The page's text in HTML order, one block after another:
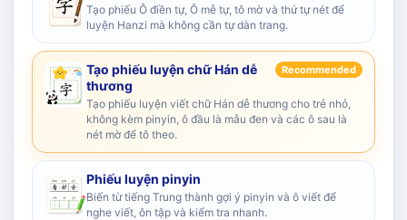
Tạo phiếu Ô điền tự, Ô mễ tự, tô mờ và thứ tự nét để
luyện Hanzi mà không cần tự dàn trang.
Tạo phiếu luyện chữ Hán dễ
thương
Recommended
Tạo phiếu luyện viết chữ Hán dễ thương cho trẻ nhỏ,
không kèm pinyin, ô đầu là mẫu đen và các ô sau là
nét mờ để tô theo.
Phiếu luyện pinyin
Biến từ tiếng Trung thành gợi ý pinyin và ô viết để
nghe viết, ôn tập và kiểm tra nhanh.